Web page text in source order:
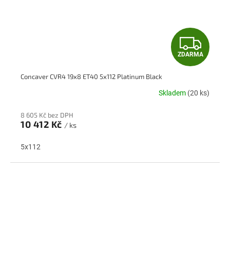
Z
D
A
ZDARMA
Concaver CVR4 19x8 ET40 5x112 Platinum Black
Skladem (20 ks)
8 605 Kč bez DPH
10 412 Kč / ks
5x112